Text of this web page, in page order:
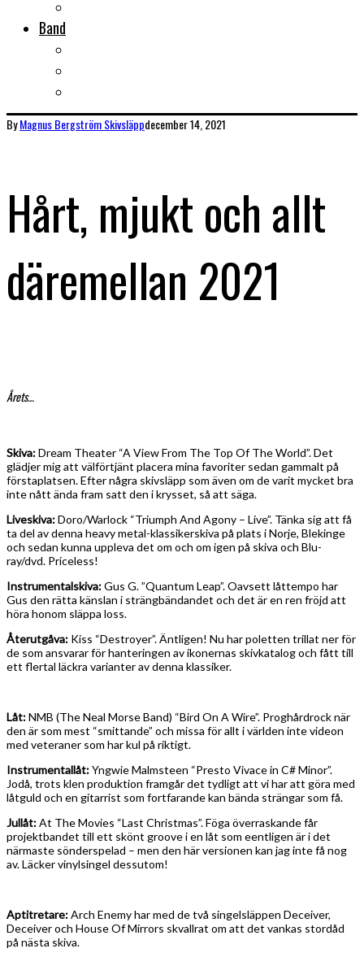
Band
ByMagnus BergströmSkivsläppdecember 14, 2021
Hårt, mjukt och allt
däremellan 2021
Årets…
Skiva:Dream Theater “A View From The Top Of The World”. Det
glädjer mig att välförtjänt placera mina favoriter sedan gammalt på
förstaplatsen. Efter några skivsläpp som även om de varit mycket bra
inte nått ända fram satt den i krysset, så att säga.
Liveskiva:Doro/Warlock “Triumph And Agony – Live”. Tänka sig att få
ta del av denna heavy metal-klassikerskiva på plats i Norje, Blekinge
och sedan kunna uppleva det om och om igen på skiva och Blu-
ray/dvd. Priceless!
Instrumentalskiva:Gus G. ”Quantum Leap”. Oavsett låttempo har
Gus den rätta känslan i strängbändandet och det är en ren fröjd att
höra honom släppa loss.
Återutgåva: Kiss “Destroyer”. Äntligen! Nu har poletten trillat ner för
de som ansvarar för hanteringen av ikonernas skivkatalog och fått till
ett flertal läckra varianter av denna klassiker.
Låt:NMB (The Neal Morse Band) “Bird On A Wire”. Proghårdrock när
den är som mest “smittande” och missa för allt i världen inte videon
med veteraner som har kul på riktigt.
Instrumentallåt:Yngwie Malmsteen “Presto Vivace in C# Minor”.
Jodå, trots klen produktion framgår det tydligt att vi har att göra med
låtguld och en gitarrist som fortfarande kan bända strängar som få.
Jullåt:At The Movies “Last Christmas”. Föga överraskande får
projektbandet till ett skönt groove i en låt som eentligen är i det
närmaste sönderspelad – men den här versionen kan jag inte få nog
av. Läcker vinylsingel dessutom!
Aptitretare:Arch Enemy har med de två singelsläppen Deceiver,
Deceiver och House Of Mirrors skvallrat om att det vankas stordåd
på nästa skiva.